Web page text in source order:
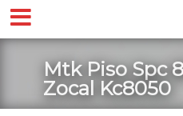
Mtk Piso Spc
Zocal Kc8050